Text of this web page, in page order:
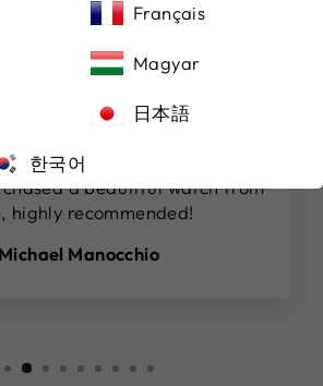
★★★★★
gekauft, sehr zu empfehlen!
a beautiful watch from
highly recommended!
Michael Manocchio
Français
Magyar
日本語
한국어